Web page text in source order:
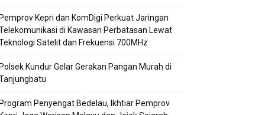
Kepri dan KomDigi Perkuat Jaringan
di Kawasan Perbatasan Lewat
Satelit dan Frekuensi 700MHz
Kundur Gelar Gerakan Pangan Murah di
Penyengat Bedelau, Ikhtiar Pemprov